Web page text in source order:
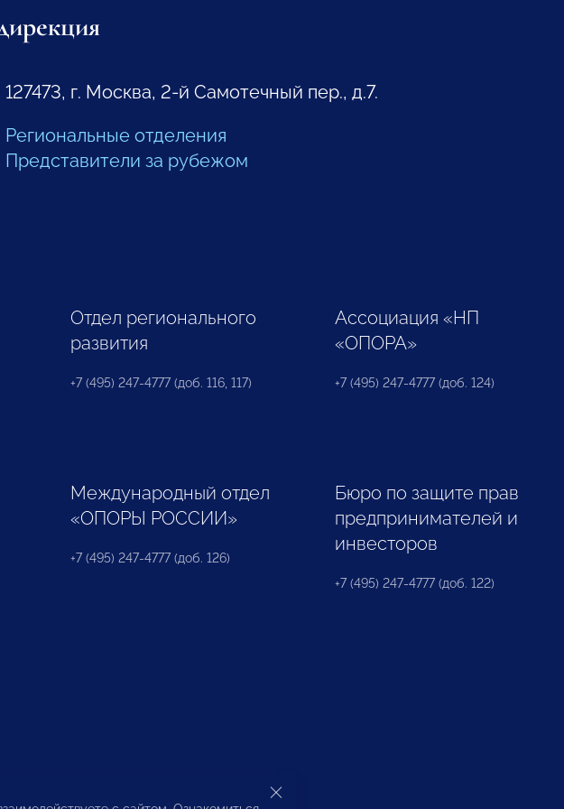
127473, г. Москва, 2-й Самотечный пер., д.7.
Региональные отделения
Представители за рубежом
Отдел регионального
развития
+7 (495) 247-4777 (доб. 116, 117)
Ассоциация «НП
«ОПОРА»
+7 (495) 247-4777 (доб. 124)
Международный отдел
«ОПОРЫ РОССИИ»
+7 (495) 247-4777 (доб. 126)
Бюро по защите прав
предпринимателей и
инвесторов
+7 (495) 247-4777 (доб. 122)